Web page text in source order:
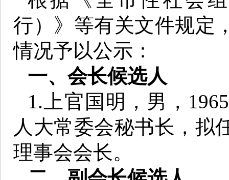
行）》等有关文件规定
情况予以公示：
一、会长候选人
1.上官国明，男，
人大常委会秘书长，拟
理事会会长。